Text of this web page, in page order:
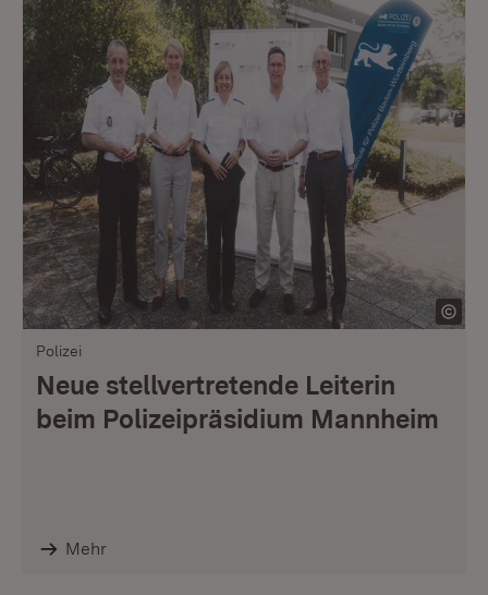
Polizei
Neue stellvertretende Leiterin
beim Polizeipräsidium Mannheim
Mehr